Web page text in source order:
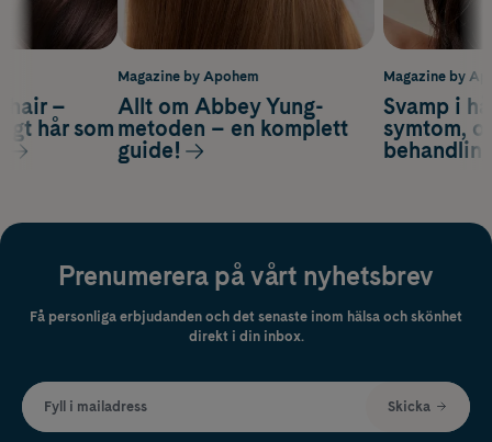
Magazine by
Svamp i
symtom,
hair –
hår som
Magazine by Apohem
Allt om Abbey Yung-
metoden – en komplett
guide!
Prenumerera på vårt nyhetsbrev
Få personliga erbjudanden och det senaste inom hälsa och skönhet
direkt i din inbox.
Fyll i mailadress Skicka